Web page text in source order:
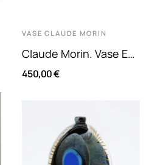
VASE CLAUDE MORIN
Claude Morin. Vase En
Verre Soufflé À Panse
450,00 €